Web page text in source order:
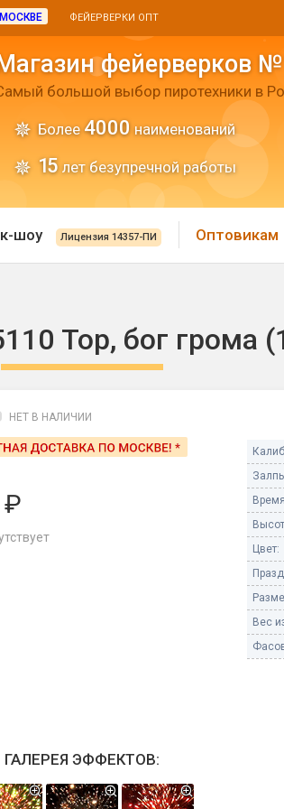
МОСКВЕ ФЕЙЕРВЕРКИ ОПТ
фейерверков
большой выбор пиротехники в
Более 4000 наименований
15 лет безупречной работы
Хлопушки и
Бенгальские огни малые
Бенгальские огни большие
Фонтаны
Фонтаны в торт (холодные)
Фонтаны сценические
Фестивальные шары
шоу Лицензия 14357-ПИ Оптовикам
Тор, бог грома
НЕТ В НАЛИЧИИ
₽
Цвет:
Вес
ГАЛЕРЕЯ ЭФФЕКТОВ: